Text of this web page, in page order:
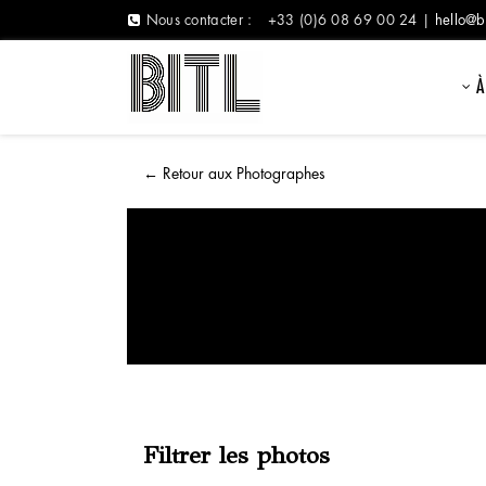
Nous contacter : +33 (0)6 08 69 00 24 |
← Retour aux Photographes
Filtrer les photos